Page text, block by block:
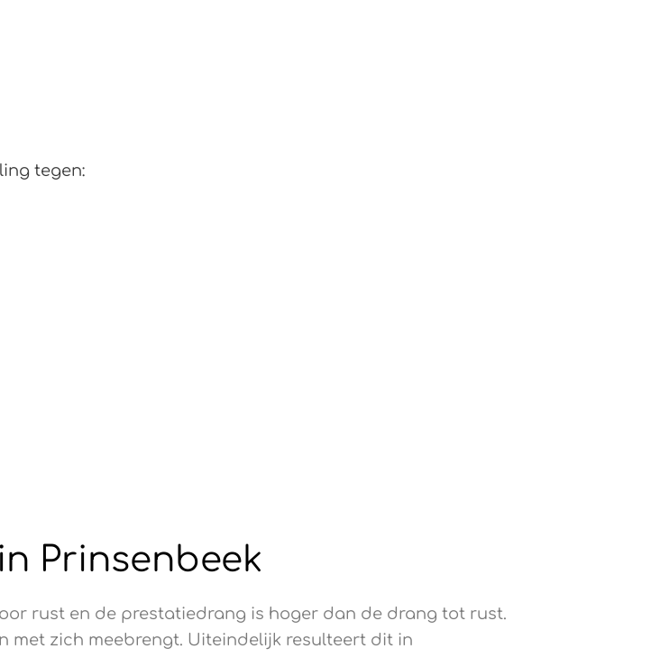
tegen:
Prinsenbeek
rust en de prestatiedrang is hoger dan de drang tot rust.
met zich meebrengt. Uiteindelijk resulteert dit in